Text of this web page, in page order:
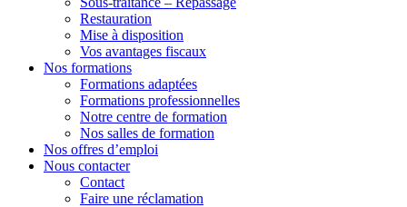
Restauration
Mise à disposition
Vos avantages fiscaux
Nos formations
Formations adaptées
Formations professionnelles
Notre centre de formation
Nos salles de formation
Nos offres d’emploi
Nous contacter
Contact
Faire une réclamation